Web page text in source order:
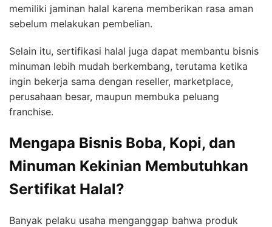
memiliki jaminan halal karena memberikan rasa aman
sebelum melakukan pembelian.
Selain itu, sertifikasi halal juga dapat membantu bisnis
minuman lebih mudah berkembang, terutama ketika
ingin bekerja sama dengan reseller, marketplace,
perusahaan besar, maupun membuka peluang
franchise.
Mengapa Bisnis Boba, Kopi, dan
Minuman Kekinian Membutuhkan
Sertifikat Halal?
Banyak pelaku usaha menganggap bahwa produk